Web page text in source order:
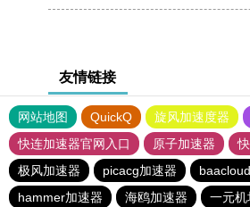
友情链接
网站地图 QuickQ 旋风加速度器
快连加速器官网入口
原子加速器
极风加速器
picacg加速器
hammer加速器
海鸥加速器 一元机